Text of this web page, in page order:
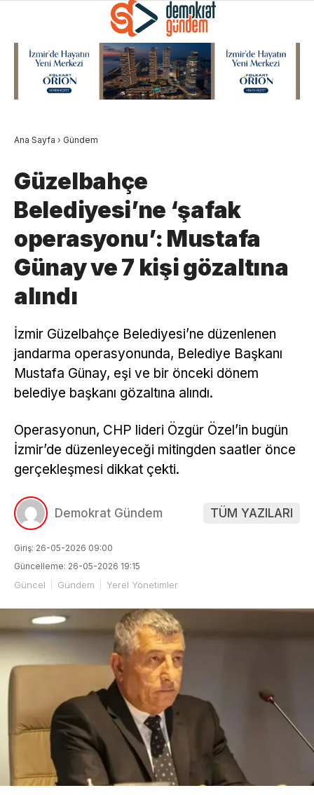
Ana Sayfa › Gündem
Güzelbahçe
Belediyesi’ne ‘şafak
operasyonu’: Mustafa
Günay ve 7 kişi gözaltına
alındı
İzmir Güzelbahçe Belediyesi’ne düzenlenen
jandarma operasyonunda, Belediye Başkanı
Mustafa Günay, eşi ve bir önceki dönem
belediye başkanı gözaltına alındı.
Operasyonun, CHP lideri Özgür Özel’in bugün
İzmir’de düzenleyeceği mitingden saatler önce
gerçekleşmesi dikkat çekti.
Demokrat Gündem TÜM YAZILARI
Giriş: 26-05-2026 09:00
Güncelleme: 26-05-2026 19:15
Güncel Gündem Yerel Yönetimler